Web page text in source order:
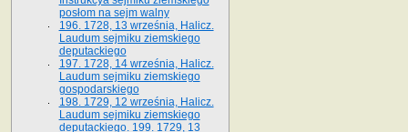
posłom na sejm walny
196. 1728, 13 września, Halicz.
Laudum sejmiku ziemskiego
deputackiego
197. 1728, 14 września, Halicz.
Laudum sejmiku ziemskiego
gospodarskiego
198. 1729, 12 września, Halicz.
Laudum sejmiku ziemskiego
deputackiego. 199. 1729, 13